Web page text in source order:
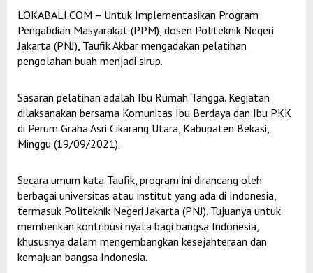
LOKABALI.COM – Untuk Implementasikan Program
Pengabdian Masyarakat (PPM), dosen Politeknik Negeri
Jakarta (PNJ), Taufik Akbar mengadakan pelatihan
pengolahan buah menjadi sirup.
Sasaran pelatihan adalah Ibu Rumah Tangga. Kegiatan
dilaksanakan bersama Komunitas Ibu Berdaya dan Ibu PKK
di Perum Graha Asri Cikarang Utara, Kabupaten Bekasi,
Minggu (19/09/2021).
Secara umum kata Taufik, program ini dirancang oleh
berbagai universitas atau institut yang ada di Indonesia,
termasuk Politeknik Negeri Jakarta (PNJ). Tujuanya untuk
memberikan kontribusi nyata bagi bangsa Indonesia,
khususnya dalam mengembangkan kesejahteraan dan
kemajuan bangsa Indonesia.